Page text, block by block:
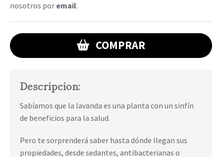
nosotros por email.
COMPRAR
Descripción:
Sabíamos que la lavanda es una planta con un sinfín
de beneficios para la salud.
Pero te sorprenderá saber hasta dónde llegan sus
propiedades, desde sedantes, antibacterianas o